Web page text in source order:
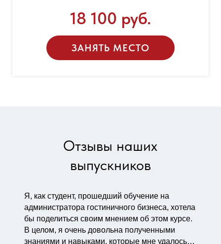
ЗАНЯТЬ МЕСТО
18 100 руб.
Отзывы наших
выпускников
Я, как студент, прошедший обучение на
администратора гостиничного бизнеса, хотела
бы поделиться своим мнением об этом курсе.
В целом, я очень довольна полученными
знаниями и навыками, которые мне удалось